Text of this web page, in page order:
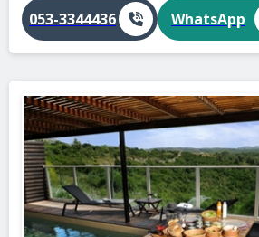
WhatsApp
053-3344436